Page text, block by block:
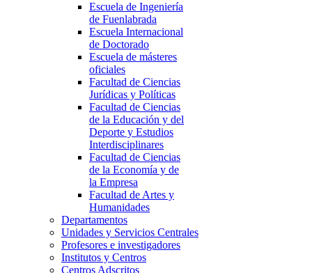
Escuela de Ingeniería
de Fuenlabrada
Escuela Internacional
de Doctorado
Escuela de másteres
oficiales
Facultad de Ciencias
Jurídicas y Políticas
Facultad de Ciencias
de la Educación y del
Deporte y Estudios
Interdisciplinares
Facultad de Ciencias
de la Economía y de
la Empresa
Facultad de Artes y
Humanidades
Departamentos
Unidades y Servicios Centrales
Profesores e investigadores
Institutos y Centros
Centros Adscritos